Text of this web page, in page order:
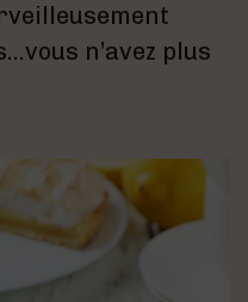
n’avez plus